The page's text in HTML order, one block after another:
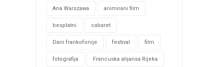
Ana Warszawa animirani film
besplatni cabaret
Dani frankofonije festival film
fotografija Francuska alijansa Rijeka